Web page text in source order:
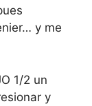
y me
1/2 un
y